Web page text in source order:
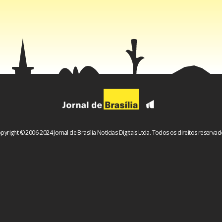
© 2006-2024 Jornal de Brasília Notícias Digitais Ltda. Todos os direitos